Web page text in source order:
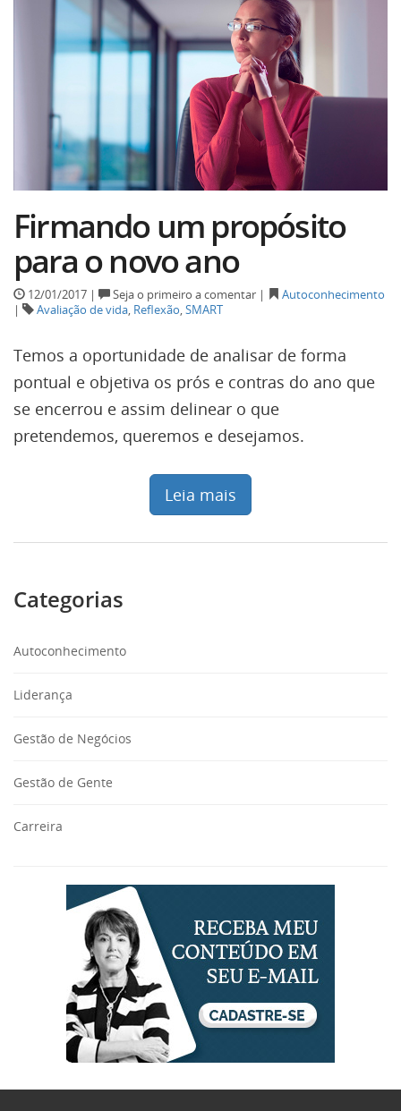
Firmando um propósito
para o novo ano
12/01/2017 | Seja o primeiro a comentar |
Autoconhecimento
|
Avaliação de vida, Reflexão,SMART
Temos a oportunidade de analisar de forma
pontual e objetiva os prós e contras do ano que
se encerrou e assim delinear o que
pretendemos, queremos e desejamos.
Leia mais
Categorias
Autoconhecimento
Liderança
Gestão de Negócios
Gestão de Gente
Carreira